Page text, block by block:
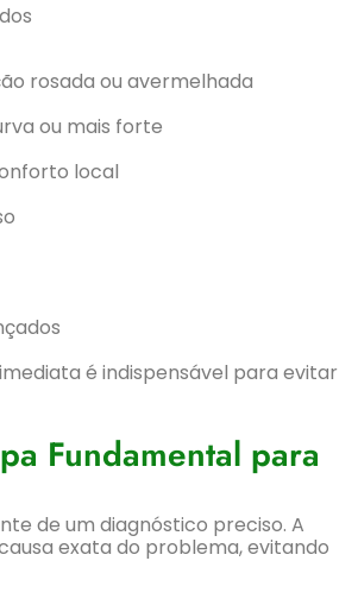
rosada ou avermelhada
ou mais forte
local
é indispensável para evitar
Fundamental para
de um diagnóstico preciso. A
exata do problema, evitando